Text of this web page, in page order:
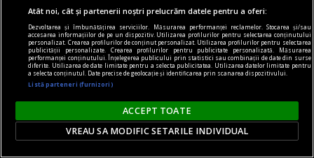
Atât noi, cât și partenerii noștri prelucrăm datele pentru a oferi:
Dezvoltarea și îmbunătățirea serviciilor. Măsurarea performanței reclamelor. Stocarea și/sau
accesarea informațiilor de pe un dispozitiv. Utilizarea profilurilor pentru selectarea conținutului
personalizat. Crearea profilurilor de conținut personalizat. Utilizarea profilurilor pentru selectarea
publicității personalizate. Crearea profilurilor pentru publicitate personalizată. Măsurarea
performanței conținutului. Înțelegerea publicului prin statistici sau combinații de date din surse
diferite. Utilizarea de date limitate pentru a selecta publicitatea. Utilizarea datelor limitate pentru
a selecta conținutul. Date precise de geolocație și identificarea prin scanarea dispozitivului.
Listă parteneri (furnizori)
ACCEPT TOATE
VREAU SA MODIFIC SETARILE INDIVIDUAL